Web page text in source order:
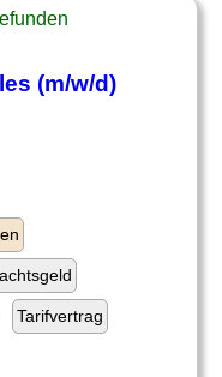
(m/w/d)
Tarifvertrag